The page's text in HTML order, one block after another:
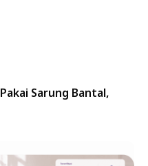
Sarung Bantal,